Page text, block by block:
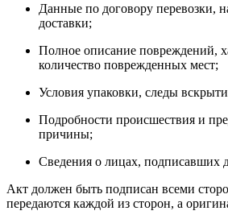
Данные по договору перевозки,
доставки;
Полное описание повреждений,
количество поврежденных мест;
Условия упаковки, следы
Подробности происшествия и
причины;
Сведения о лицах, подписавших
Акт должен быть подписан всеми
передаются каждой из сторон, а